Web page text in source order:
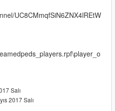
UC8CMmqfSiN6ZNX4lREtW
Salı
2017 Salı